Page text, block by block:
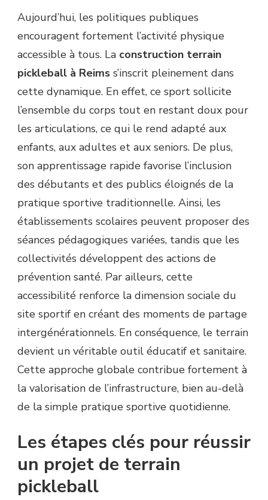
Aujourd’hui, les politiques publiques
encouragent fortement l’activité physique
accessible à tous. La construction terrain
pickleball à Reims s’inscrit pleinement dans
cette dynamique. En effet, ce sport sollicite
l’ensemble du corps tout en restant doux pour
les articulations, ce qui le rend adapté aux
enfants, aux adultes et aux seniors. De plus,
son apprentissage rapide favorise l’inclusion
des débutants et des publics éloignés de la
pratique sportive traditionnelle. Ainsi, les
établissements scolaires peuvent proposer des
séances pédagogiques variées, tandis que les
collectivités développent des actions de
prévention santé. Par ailleurs, cette
accessibilité renforce la dimension sociale du
site sportif en créant des moments de partage
intergénérationnels. En conséquence, le terrain
devient un véritable outil éducatif et sanitaire.
Cette approche globale contribue fortement à
la valorisation de l’infrastructure, bien au-delà
de la simple pratique sportive quotidienne.
Les étapes clés pour réussir
un projet de terrain
pickleball